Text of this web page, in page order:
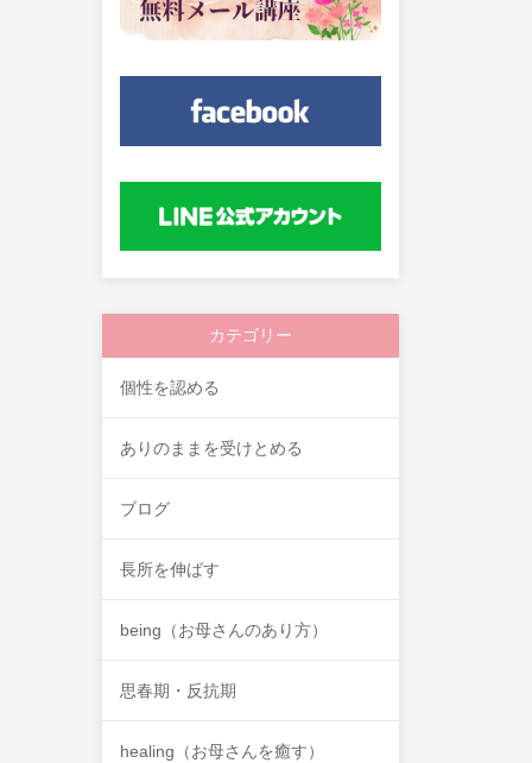
カテゴリー
個性を認める
ありのままを受けとめる
ブログ
長所を伸ばす
being（お母さんのあり方）
思春期・反抗期
healing（お母さんを癒す）